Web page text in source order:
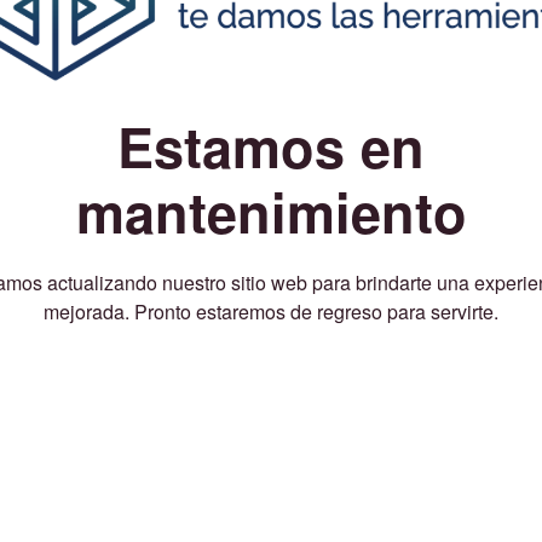
Estamos en
mantenimiento
actualizando nuestro sitio web para brindarte una
mejorada. Pronto estaremos de regreso para servirte.